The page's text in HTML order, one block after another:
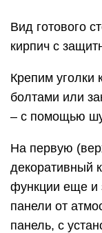
Вид готового
кирпич с
Крепим уголки
болтами или
– с помощью
На первую
декоративный
функции еще и
панели от
панель, с